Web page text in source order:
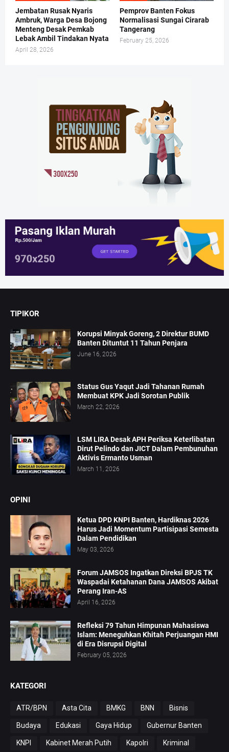
Jembatan Rusak Nyaris
Ambruk, Warga Desa Bojong
Menteng Desak Pemkab
Lebak Ambil Tindakan Nyata
April 28, 2026
Pemprov Banten Fokus
Normalisasi Sungai Cirarab
Tangerang
February 25, 2026
TIPIKOR
Korupsi Minyak Goreng, 2 Direktur BUMD
Banten Dituntut 11 Tahun Penjara
June 16, 2026
Status Gus Yaqut Jadi Tahanan Rumah
Membuat KPK Jadi Sorotan Publik
March 22, 2026
LSM LIRA Desak APH Periksa Keterlibatan
Dirut Pelindo dan JICT Dalam Pembunuhan
Aktivis Ermanto Usman
March 11, 2026
OPINI
Ketua DPD KNPI Banten, Hardiknas 2026
Harus Jadi Momentum Partisipasi Semesta
Dalam Pendidikan
May 03, 2026
Forum JAMSOS Ingatkan Direksi BPJS TK
Waspadai Ketahanan Dana JAMSOS Akibat
Perang Iran-AS
April 16, 2026
Refleksi 79 Tahun Himpunan Mahasiswa
Islam: Meneguhkan Khitah Perjuangan HMI
di Era Disrupsi Digital
February 05, 2026
KATEGORI
ATR/BPN Asta Cita BMKG BNN Bisnis
Budaya Edukasi Gaya Hidup Gubernur Banten
KNPI Kabinet Merah Putih Kapolri Kriminal